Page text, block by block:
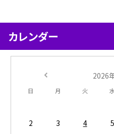
カレンダー
2026
日 月 火
2
3 4 5